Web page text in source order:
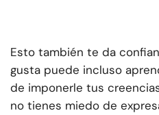
Esto también te da
gusta puede incluso
de imponerle tus
no tienes miedo de